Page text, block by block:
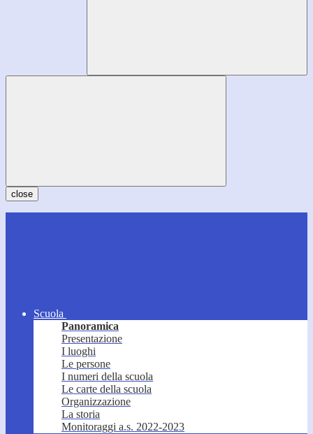
close
Scuola
Panoramica
Presentazione
I luoghi
Le persone
I numeri della scuola
Le carte della scuola
Organizzazione
La storia
Monitoraggi a.s. 2022-2023